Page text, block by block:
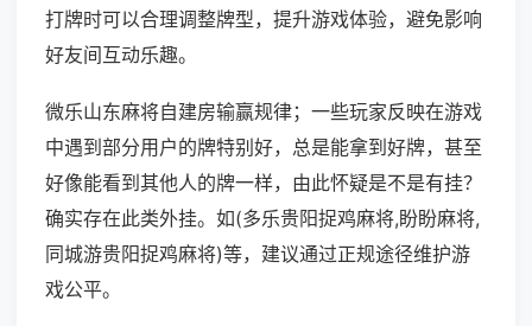
打牌时可以合理调整牌型，提升游戏体验，避免影响
好友间互动乐趣。
微乐山东麻将自建房输赢规律；一些玩家反映在游戏
中遇到部分用户的牌特别好，总是能拿到好牌，甚至
好像能看到其他人的牌一样，由此怀疑是不是有挂？
确实存在此类外挂。如(多乐贵阳捉鸡麻将,盼盼麻将,
同城游贵阳捉鸡麻将)等，建议通过正规途径维护游
戏公平。